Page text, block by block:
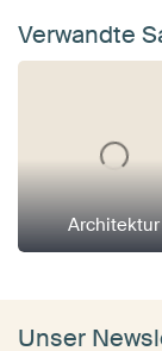
Verwandte
Architektur
Unser